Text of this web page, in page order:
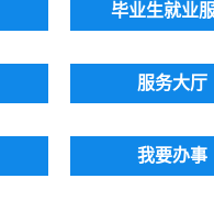
毕业生就业
服务大厅
我要办事